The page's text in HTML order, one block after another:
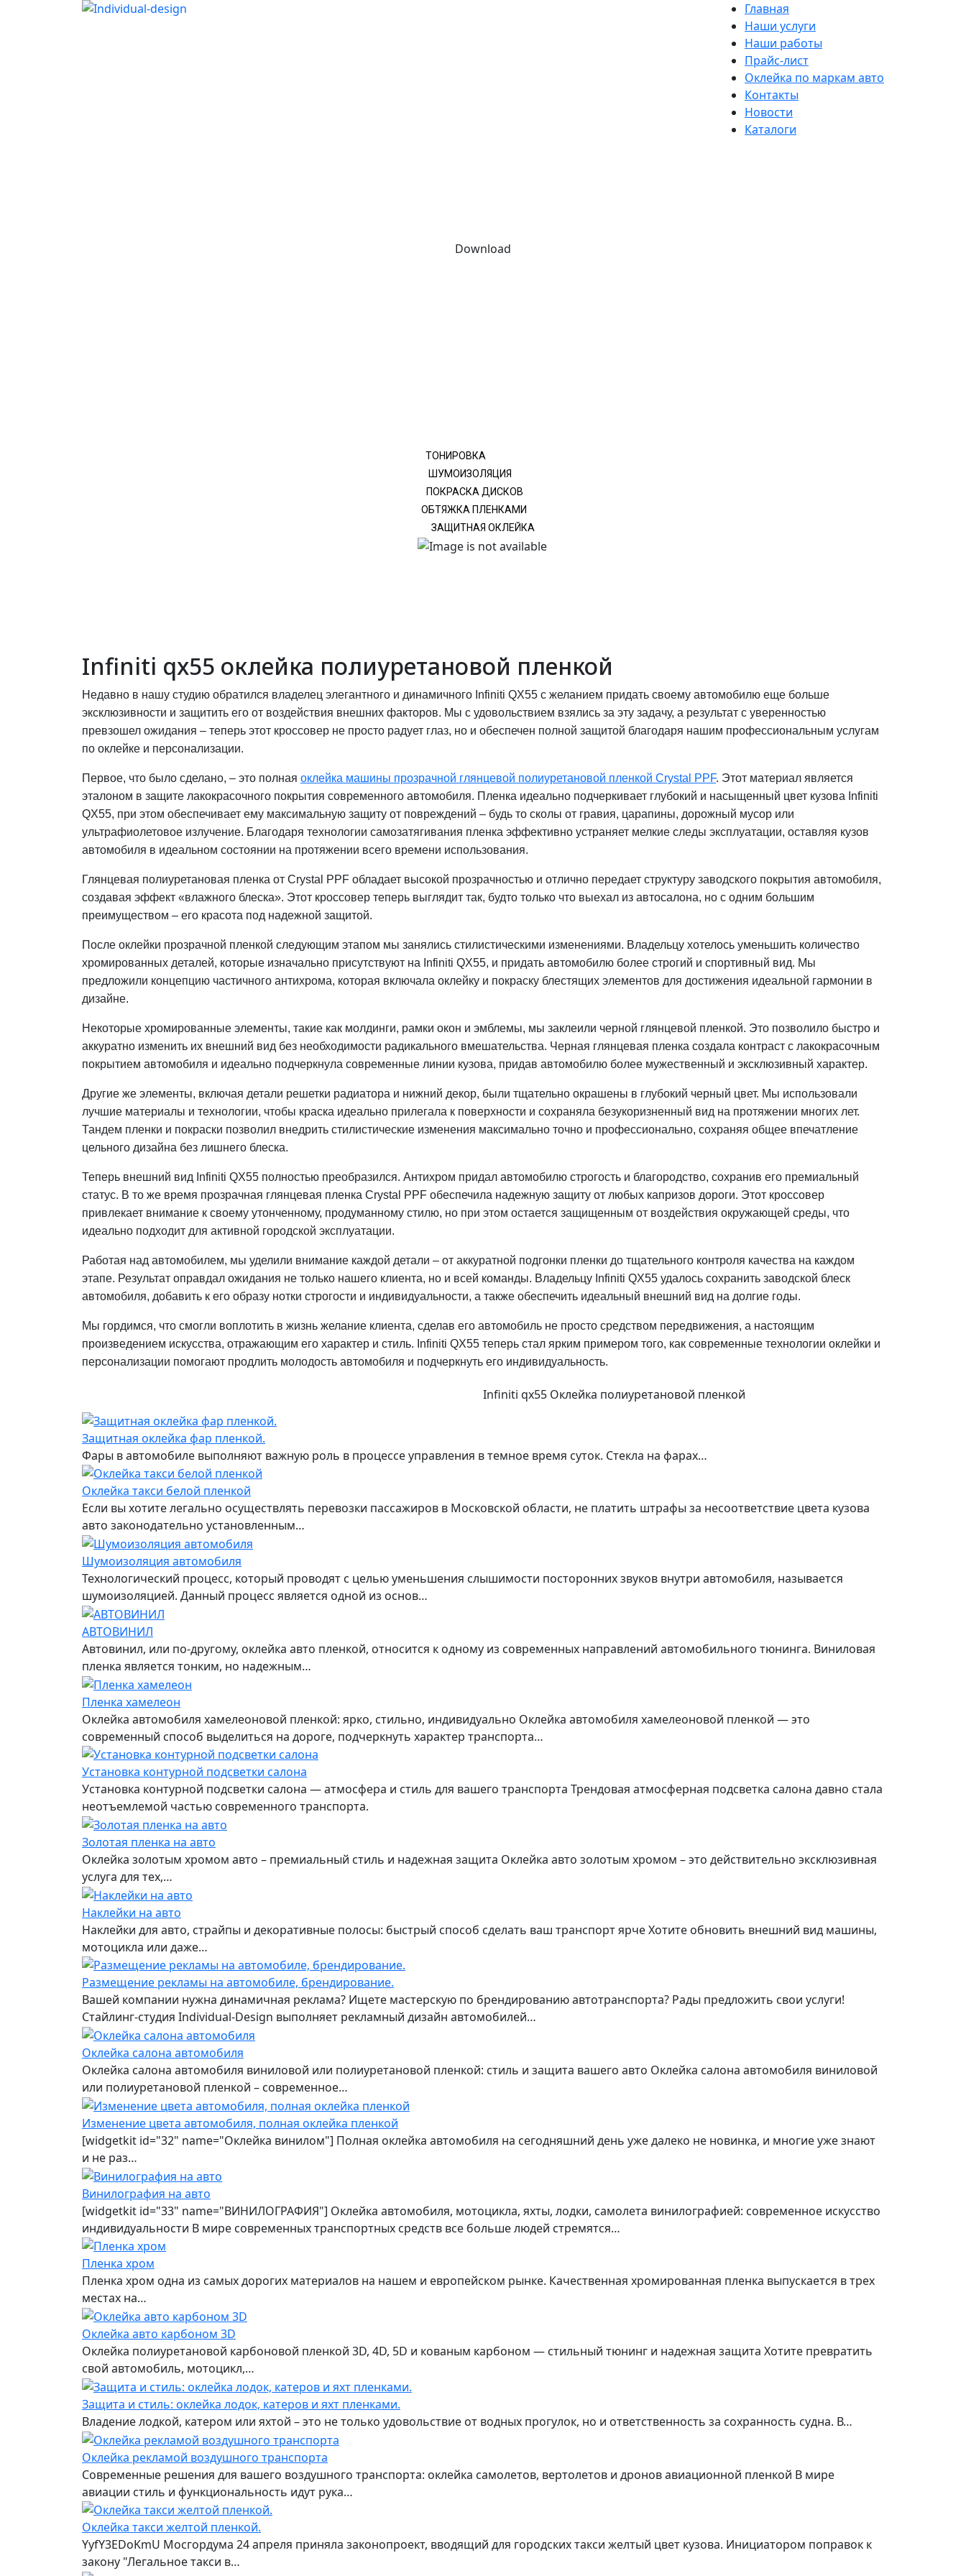
Главная
Наши услуги
Наши работы
Прайс-лист
Оклейка по маркам авто
Контакты
Новости
Каталоги
Download
ТОНИРОВКА
ШУМОИЗОЛЯЦИЯ
ПОКРАСКА ДИСКОВ
ОБТЯЖКА ПЛЕНКАМИ
ЗАЩИТНАЯ ОКЛЕЙКА
Infiniti qx55 оклейка полиуретановой пленкой
Недавно в нашу студию обратился владелец элегантного и динамичного Infiniti QX55 с желанием придать своему автомобилю еще больше
эксклюзивности и защитить его от воздействия внешних факторов. Мы с удовольствием взялись за эту задачу, а результат с уверенностью
превзошел ожидания – теперь этот кроссовер не просто радует глаз, но и обеспечен полной защитой благодаря нашим профессиональным услугам
по оклейке и персонализации.
Первое, что было сделано, – это полная оклейка машины прозрачной глянцевой полиуретановой пленкой Crystal PPF. Этот материал является
эталоном в защите лакокрасочного покрытия современного автомобиля. Пленка идеально подчеркивает глубокий и насыщенный цвет кузова Infiniti
QX55, при этом обеспечивает ему максимальную защиту от повреждений – будь то сколы от гравия, царапины, дорожный мусор или
ультрафиолетовое излучение. Благодаря технологии самозатягивания пленка эффективно устраняет мелкие следы эксплуатации, оставляя кузов
автомобиля в идеальном состоянии на протяжении всего времени использования.
Глянцевая полиуретановая пленка от Crystal PPF обладает высокой прозрачностью и отлично передает структуру заводского покрытия автомобиля,
создавая эффект «влажного блеска». Этот кроссовер теперь выглядит так, будто только что выехал из автосалона, но с одним большим
преимуществом – его красота под надежной защитой.
После оклейки прозрачной пленкой следующим этапом мы занялись стилистическими изменениями. Владельцу хотелось уменьшить количество
хромированных деталей, которые изначально присутствуют на Infiniti QX55, и придать автомобилю более строгий и спортивный вид. Мы
предложили концепцию частичного антихрома, которая включала оклейку и покраску блестящих элементов для достижения идеальной гармонии в
дизайне.
Некоторые хромированные элементы, такие как молдинги, рамки окон и эмблемы, мы заклеили черной глянцевой пленкой. Это позволило быстро и
аккуратно изменить их внешний вид без необходимости радикального вмешательства. Черная глянцевая пленка создала контраст с лакокрасочным
покрытием автомобиля и идеально подчеркнула современные линии кузова, придав автомобилю более мужественный и эксклюзивный характер.
Другие же элементы, включая детали решетки радиатора и нижний декор, были тщательно окрашены в глубокий черный цвет. Мы использовали
лучшие материалы и технологии, чтобы краска идеально прилегала к поверхности и сохраняла безукоризненный вид на протяжении многих лет.
Тандем пленки и покраски позволил внедрить стилистические изменения максимально точно и профессионально, сохраняя общее впечатление
цельного дизайна без лишнего блеска.
Теперь внешний вид Infiniti QX55 полностью преобразился. Антихром придал автомобилю строгость и благородство, сохранив его премиальный
статус. В то же время прозрачная глянцевая пленка Crystal PPF обеспечила надежную защиту от любых капризов дороги. Этот кроссовер
привлекает внимание к своему утонченному, продуманному стилю, но при этом остается защищенным от воздействия окружающей среды, что
идеально подходит для активной городской эксплуатации.
Работая над автомобилем, мы уделили внимание каждой детали – от аккуратной подгонки пленки до тщательного контроля качества на каждом
этапе. Результат оправдал ожидания не только нашего клиента, но и всей команды. Владельцу Infiniti QX55 удалось сохранить заводской блеск
автомобиля, добавить к его образу нотки строгости и индивидуальности, а также обеспечить идеальный внешний вид на долгие годы.
Мы гордимся, что смогли воплотить в жизнь желание клиента, сделав его автомобиль не просто средством передвижения, а настоящим
произведением искусства, отражающим его характер и стиль. Infiniti QX55 теперь стал ярким примером того, как современные технологии оклейки и
персонализации помогают продлить молодость автомобиля и подчеркнуть его индивидуальность.
Infiniti qx55 Оклейка полиуретановой пленкой
Защитная оклейка фар пленкой.
Фары в автомобиле выполняют важную роль в процессе управления в темное время суток. Стекла на фарах…
Оклейка такси белой пленкой
Если вы хотите легально осуществлять перевозки пассажиров в Московской области, не платить штрафы за несоответствие цвета кузова
авто законодательно установленным…
Шумоизоляция автомобиля
Технологический процесс, который проводят с целью уменьшения слышимости посторонних звуков внутри автомобиля, называется
шумоизоляцией. Данный процесс является одной из основ…
АВТОВИНИЛ
Автовинил, или по-другому, оклейка авто пленкой, относится к одному из современных направлений автомобильного тюнинга. Виниловая
пленка является тонким, но надежным…
Пленка хамелеон
Оклейка автомобиля хамелеоновой пленкой: ярко, стильно, индивидуально Оклейка автомобиля хамелеоновой пленкой — это
современный способ выделиться на дороге, подчеркнуть характер транспорта…
Установка контурной подсветки салона
Установка контурной подсветки салона — атмосфера и стиль для вашего транспорта Трендовая атмосферная подсветка салона давно стала
неотъемлемой частью современного транспорта.
Золотая пленка на авто
Оклейка золотым хромом авто – премиальный стиль и надежная защита Оклейка авто золотым хромом – это действительно эксклюзивная
услуга для тех,…
Наклейки на авто
Наклейки для авто, страйпы и декоративные полосы: быстрый способ сделать ваш транспорт ярче Хотите обновить внешний вид машины,
мотоцикла или даже…
Размещение рекламы на автомобиле, брендирование.
Вашей компании нужна динамичная реклама? Ищете мастерскую по брендированию автотранспорта? Рады предложить свои услуги!
Стайлинг-студия Individual-Design выполняет рекламный дизайн автомобилей…
Оклейка салона автомобиля
Оклейка салона автомобиля виниловой или полиуретановой пленкой: стиль и защита вашего авто Оклейка салона автомобиля виниловой
или полиуретановой пленкой – современное…
Изменение цвета автомобиля, полная оклейка пленкой
[widgetkit id="32" name="Оклейка винилом"] Полная оклейка автомобиля на сегодняшний день уже далеко не новинка, и многие уже знают
и не раз…
Винилография на авто
[widgetkit id="33" name="ВИНИЛОГРАФИЯ"] Оклейка автомобиля, мотоцикла, яхты, лодки, самолета винилографией: современное искусство
индивидуальности В мире современных транспортных средств все больше людей стремятся…
Пленка хром
Пленка хром одна из самых дорогих материалов на нашем и европейском рынке. Качественная хромированная пленка выпускается в трех
местах на…
Оклейка авто карбоном 3D
Оклейка полиуретановой карбоновой пленкой 3D, 4D, 5D и кованым карбоном — стильный тюнинг и надежная защита Хотите превратить
свой автомобиль, мотоцикл,…
Защита и стиль: оклейка лодок, катеров и яхт пленками.
Владение лодкой, катером или яхтой – это не только удовольствие от водных прогулок, но и ответственность за сохранность судна. В…
Оклейка рекламой воздушного транспорта
Современные решения для вашего воздушного транспорта: оклейка самолетов, вертолетов и дронов авиационной пленкой В мире
авиации стиль и функциональность идут рука…
Оклейка такси желтой пленкой.
YyfY3EDoKmU Мосгордума 24 апреля приняла законопроект, вводящий для городских такси желтый цвет кузова. Инициатором поправок к
закону "Легальное такси в…